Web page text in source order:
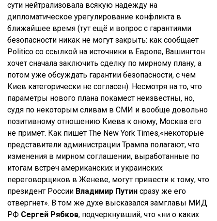
сути нейтрализовала всякую надежду на
дипломатическое урегулирование конфликта в
ближайшее время (тут ещё и вопрос с гарантиями
безопасности никак не могут закрыть: как сообщает
Politico со ссылкой на источники в Европе, Вашингтон
хочет сначала заключить сделку по мирному плану, а
потом уже обсуждать гарантии безопасности, с чем
Киев категорически не согласен). Несмотря на то, что
параметры нового плана покамест неизвестны, но,
судя по некоторым сливам в СМИ и вообще довольно
позитивному отношению Киева к оному, Москва его
не примет. Как пишет The New York Times,«некоторые
представители администрации Трампа полагают, что
изменения в мирном соглашении, выработанные по
итогам встреч американских и украинских
переговорщиков в Женеве, могут привести к тому, что
президент России Владимир Путин сразу же его
отвергнет». В том же духе высказался замглавы МИД
РФ Сергей Рябков, подчеркнувший, что «ни о каких